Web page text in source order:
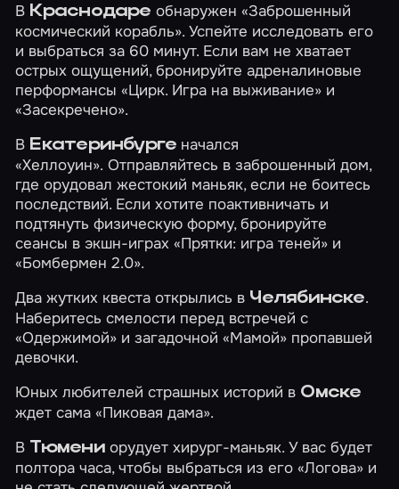
В Краснодаре обнаружен «Заброшенный
космический корабль». Успейте исследовать его
и выбраться за 60 минут. Если вам не хватает
острых ощущений, бронируйте адреналиновые
перформансы«Цирк. Игра на выживание» и
«Засекречено».
В Екатеринбурге начался
«Хеллоуин». Отправляйтесь в заброшенный дом,
где орудовал жестокий маньяк, если не боитесь
последствий. Если хотите поактивничать и
подтянуть физическую форму, бронируйте
сеансы в экшн-играх«Прятки: игра теней» и
«Бомбермен 2.0».
Два жутких квеста открылись в Челябинске.
Наберитесь смелости перед встречей с
«Одержимой» и загадочной«Мамой» пропавшей
девочки.
Юных любителей страшных историй в Омске
ждет сама«Пиковая дама».
В Тюмениорудует хирург-маньяк. У вас будет
полтора часа, чтобы выбраться из его«Логова» и